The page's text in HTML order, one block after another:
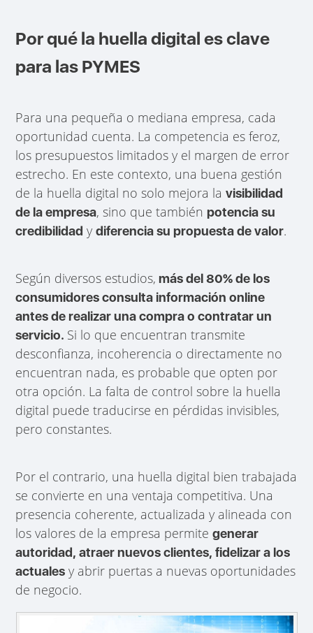
Por qué la huella digital es clave
para las PYMES
Para una pequeña o mediana empresa, cada
oportunidad cuenta. La competencia es feroz,
los presupuestos limitados y el margen de error
estrecho. En este contexto, una buena gestión
de la huella digital no solo mejora lavisibilidad
de la empresa, sino que tambiénpotencia su
credibilidad ydiferencia su propuesta de valor.
Según diversos estudios, más del 80% de los
consumidores consulta información online
antes de realizar una compra o contratar un
servicio. Si lo que encuentran transmite
desconfianza, incoherencia o directamente no
encuentran nada, es probable que opten por
otra opción. La falta de control sobre la huella
digital puede traducirse en pérdidas invisibles,
pero constantes.
Por el contrario, una huella digital bien trabajada
se convierte en una ventaja competitiva. Una
presencia coherente, actualizada y alineada con
los valores de la empresa permitegenerar
autoridad, atraer nuevos clientes, fidelizar a los
actuales y abrir puertas a nuevas oportunidades
de negocio.